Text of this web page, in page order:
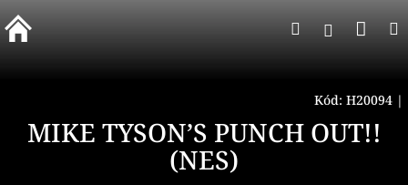
na
obsah
Hľadať
Kód: H20094 |
MIKE TYSON’S PUNCH OUT!!
(NES)